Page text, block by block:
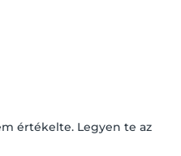
értékelte. Legyen te az